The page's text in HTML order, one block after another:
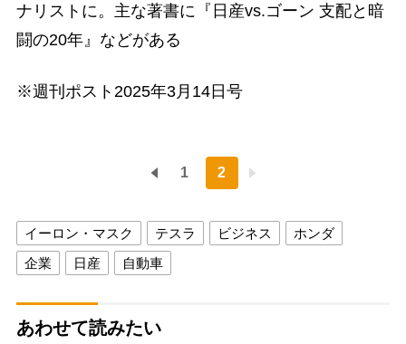
ナリストに。主な著書に『日産vs.ゴーン 支配と暗
闘の20年』などがある
※週刊ポスト2025年3月14日号
1 2
イーロン・マスク テスラ ビジネス
ホンダ
企業
日産 自動車
あわせて読みたい